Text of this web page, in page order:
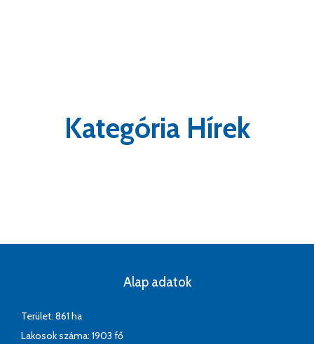
Kategória Hírek
Alap adatok
Terület: 861 ha
Lakosok száma: 1903 fő